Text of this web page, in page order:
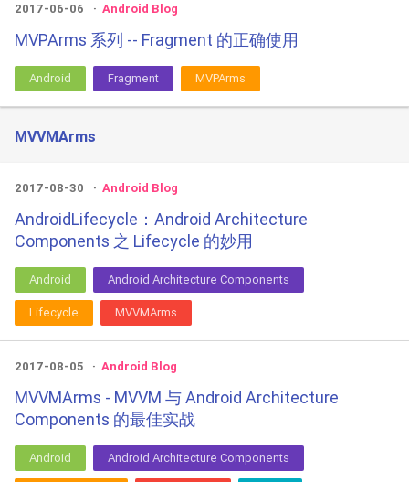
2017-06-06 Android Blog
MVPArms 系列 -- Fragment 的正确使用
Android Fragment MVPArms
MVVMArms
2017-08-30 Android Blog
AndroidLifecycle：Android Architecture
Components 之 Lifecycle 的妙用
Android Android Architecture Components
Lifecycle MVVMArms
2017-08-05 Android Blog
MVVMArms - MVVM 与 Android Architecture
Components 的最佳实战
Android Android Architecture Components